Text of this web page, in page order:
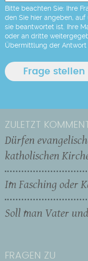
Bitte beachten Sie: Ihre
den Sie hier angeben,
sie beantwortet ist. Ihre
oder an dritte
Übermittlung der Antwort
ZULETZT
Dürfen
katholischen
Im Fasching oder
Soll man Vater
FRAGEN ZU